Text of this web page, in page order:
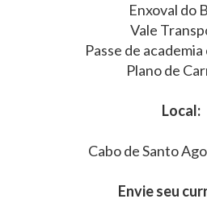
Enxoval do
Vale
Passe de
Plano de
Local:
Cabo de Santo
Envie seu